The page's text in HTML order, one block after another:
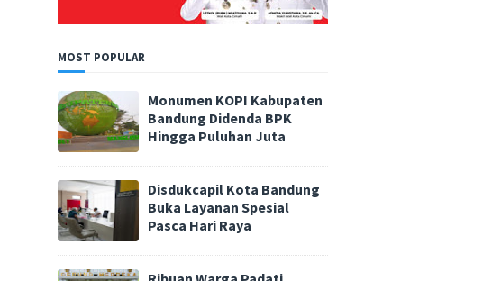
MOST POPULAR
Monumen KOPI Kabupaten
Bandung Didenda BPK
Hingga Puluhan Juta
Disdukcapil Kota Bandung
Buka Layanan Spesial
Pasca Hari Raya